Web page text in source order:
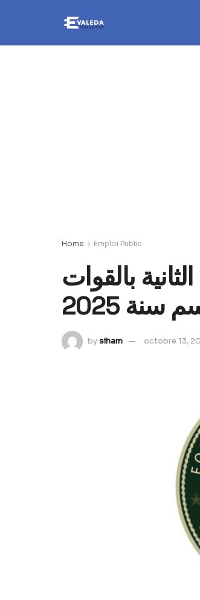
Home Emploi Public
بالقوات
2025
bysiham octobre 13,